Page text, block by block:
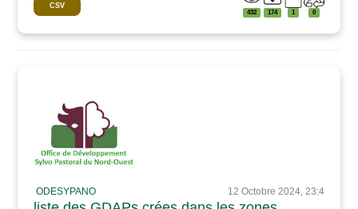
CSV
432 174 1 0
ODESYPANO 12 Octobre 2024, 23:4